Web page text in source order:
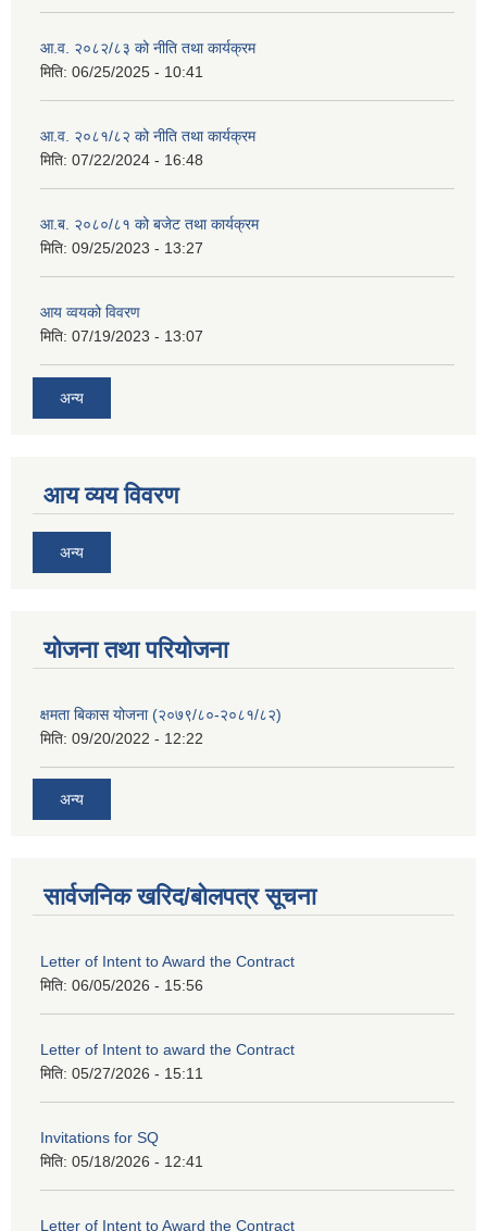
आ.व. २०८२/८३ को नीति तथा कार्यक्रम
मिति: 06/25/2025 - 10:41
आ.व. २०८१/८२ को नीति तथा कार्यक्रम
मिति: 07/22/2024 - 16:48
आ.ब. २०८०/८१ को बजेट तथा कार्यक्रम
मिति: 09/25/2023 - 13:27
आय व्वयको विवरण
मिति: 07/19/2023 - 13:07
अन्य
आय व्यय विवरण
अन्य
याेजना तथा परियाेजना
क्षमता बिकास योजना (२०७९/८०-२०८१/८२)
मिति: 09/20/2022 - 12:22
अन्य
सार्वजनिक खरिद/बोलपत्र सूचना
Letter of Intent to Award the Contract
मिति: 06/05/2026 - 15:56
Letter of Intent to award the Contract
मिति: 05/27/2026 - 15:11
Invitations for SQ
मिति: 05/18/2026 - 12:41
Letter of Intent to Award the Contract